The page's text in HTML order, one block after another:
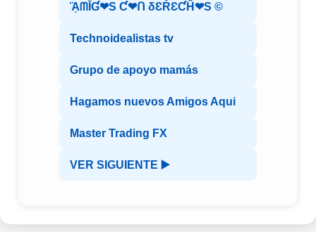
ᾋᗰĪƓ❤S Ƈ❤ᑎ δƐŔƐƇĤ❤S ©️
Technoidealistas tv
Grupo de apoyo mamás
Hagamos nuevos Amigos Aqui
Master Trading FX
VER SIGUIENTE ▶️